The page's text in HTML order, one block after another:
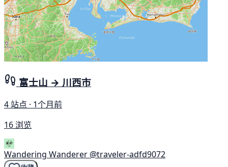
富士山 → 川西市
4 站点 · 1个月前
16 浏览
Wandering Wanderer @traveler-adfd9072